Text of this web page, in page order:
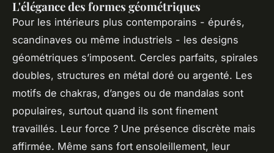
L'élégance des formes géométriques
Pour les intérieurs plus contemporains - épurés,
scandinaves ou même industriels - les designs
géométriques s’imposent. Cercles parfaits, spirales
doubles, structures en métal doré ou argenté. Les
motifs de chakras, d’anges ou de mandalas sont
populaires, surtout quand ils sont finement
travaillés. Leur force ? Une présence discrète mais
affirmée. Même sans fort ensoleillement, leur